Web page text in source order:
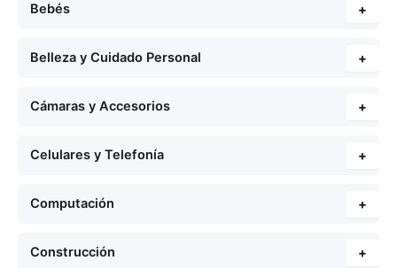
Bebés +
Belleza y Cuidado Personal +
Cámaras y Accesorios +
Celulares y Telefonía +
Computación +
Construcción +